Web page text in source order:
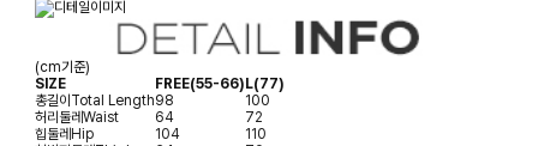
(cm기준)
SIZE
FREE(55-66)L(77)
총길이Total Length98
100
허리둘레Waist 64
72
힙둘레Hip 104
110